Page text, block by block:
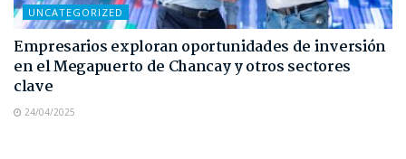
UNCATEGORIZED
Empresarios exploran oportunidades de inversión
en el Megapuerto de Chancay y otros sectores
clave
24/04/2025